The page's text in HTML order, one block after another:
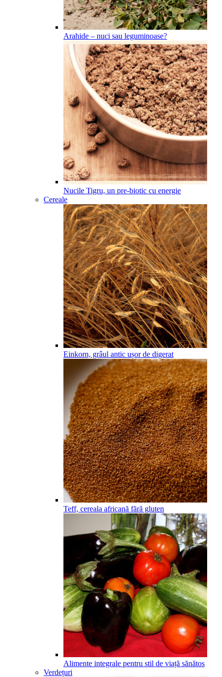
Arahide – nuci sau leguminoase?
Nucile Tigru, un pre-biotic cu energie
Cereale
Einkorn, grâul antic ușor de digerat
Teff, cereala africană fără gluten
Alimente integrale pentru stil de viață sănătos
Verdețuri